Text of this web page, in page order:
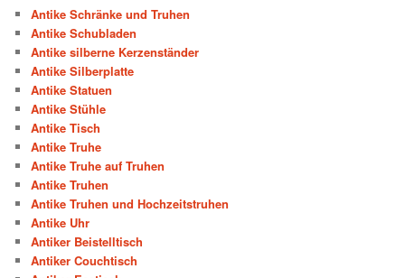
Antike Schränke und Truhen
Antike Schubladen
Antike silberne Kerzenständer
Antike Silberplatte
Antike Statuen
Antike Stühle
Antike Tisch
Antike Truhe
Antike Truhe auf Truhen
Antike Truhen
Antike Truhen und Hochzeitstruhen
Antike Uhr
Antiker Beistelltisch
Antiker Couchtisch